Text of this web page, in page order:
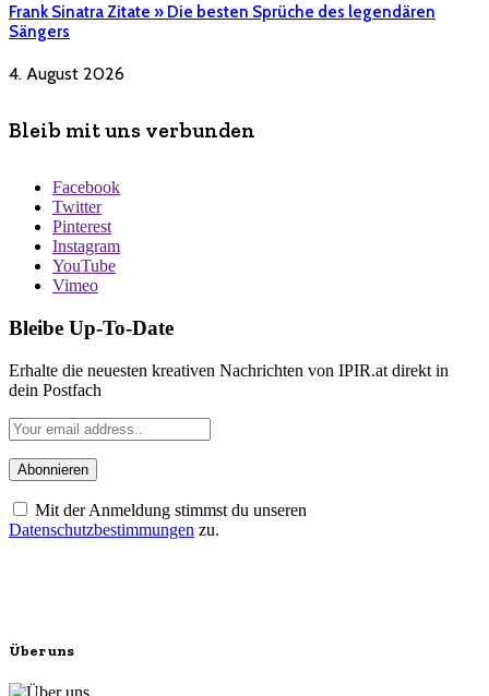
Frank Sinatra Zitate » Die besten Sprüche des legendären
Sängers
4. August 2026
Bleib mit uns verbunden
Facebook
Twitter
Pinterest
Instagram
YouTube
Vimeo
Bleibe Up-To-Date
Erhalte die neuesten kreativen Nachrichten von IPIR.at direkt in
dein Postfach
Mit der Anmeldung stimmst du unseren
Datenschutzbestimmungen zu.
Über uns